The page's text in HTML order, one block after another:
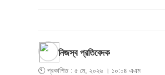
নিজস্ব প্রতিবেদক
🕙 প্রকাশিত : ৫ মে, ২০২৬ । ১০:০৪ এএম